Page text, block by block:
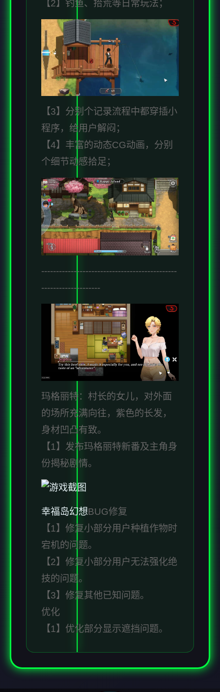
【2】钓鱼、拾荒等日常玩法；
【3】分别个记录流程中都穿插小
程序，给用户解闷；
【4】丰富的动态CG动画，分别
个细节动感拾足；
----------------------------------------------
--------------------
玛格丽特：村长的女儿，对外面
的场所充满向往，紫色的长发，
身材凹凸有致。
【1】发布玛格丽特新番及主角身
份揭秘剧情。
幸福岛幻想BUG修复
【1】修复小部分用户种植作物时
宕机的问题。
【2】修复小部分用户无法强化绝
技的问题。
【3】修复其他已知问题。
优化
【1】优化部分显示遮挡问题。